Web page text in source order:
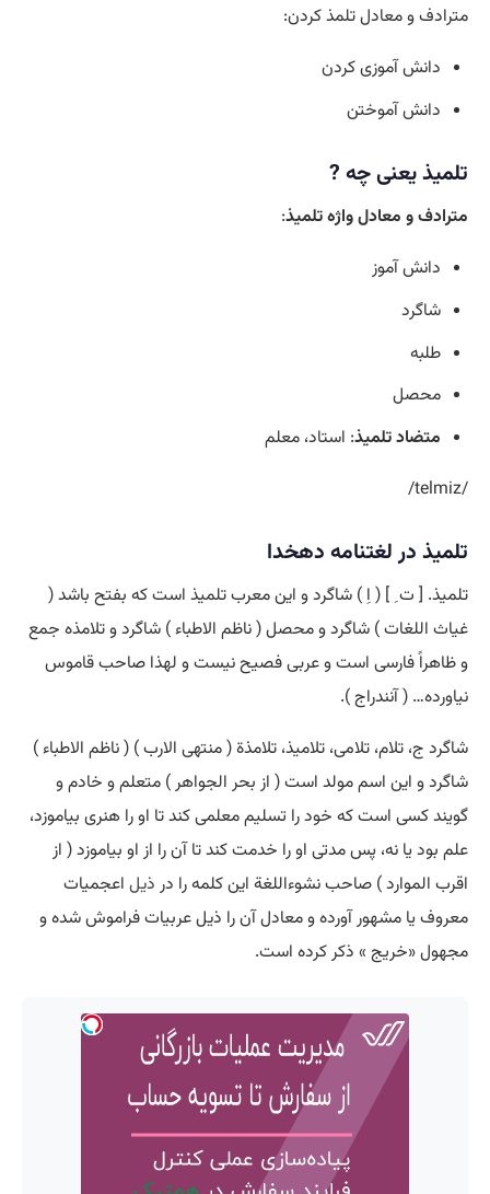
مترادف و معادل تلمذ کردن:
دانش آموزی کردن
دانش آموختن
تلمیذ یعنی چه ?
مترادف و معادل واژه تلمیذ:
دانش آموز
شاگرد
طلبه
محصل
متضاد تلمیذ: استاد، معلم
/telmiz/
تلمیذ در لغتنامه دهخدا
تلمیذ. [ ت ِ ] ( اِ ) شاگرد و این معرب تلمیذ است که بفتح باشد (
غیاث اللغات ) شاگرد و محصل ( ناظم الاطباء ) شاگرد و تلامذه جمع
و ظاهراً فارسی است و عربی فصیح نیست و لهذا صاحب قاموس
نیاورده… ( آنندراج ).
شاگرد ج، تلام، تلامی، تلامیذ، تلامذة ( منتهی الارب ) ( ناظم الاطباء )
شاگرد و این اسم مولد است ( از بحر الجواهر ) متعلم و خادم و
گویند کسی است که خود را تسلیم معلمی کند تا او را هنری بیاموزد،
علم بود یا نه، پس مدتی او را خدمت کند تا آن را از او بیاموزد ( از
اقرب الموارد ) صاحب نشوءاللغة این کلمه را در ذیل اعجمیات
معروف یا مشهور آورده و معادل آن را ذیل عربیات فراموش شده و
مجهول «خریج » ذکر کرده است.